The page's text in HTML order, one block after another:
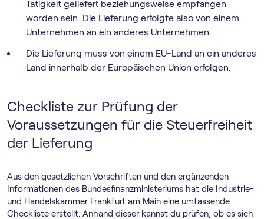
Tätigkeit geliefert beziehungsweise empfangen
worden sein. Die Lieferung erfolgte also von einem
Unternehmen an ein anderes Unternehmen.
Die Lieferung muss von einem EU-Land an ein anderes
Land innerhalb der Europäischen Union erfolgen.
Checkliste zur Prüfung der
Voraussetzungen für die Steuerfreiheit
der Lieferung
Aus den gesetzlichen Vorschriften und den ergänzenden
Informationen des Bundesfinanzministeriums hat die Industrie-
und Handelskammer Frankfurt am Main eine umfassende
Checkliste erstellt. Anhand dieser kannst du prüfen, ob es sich